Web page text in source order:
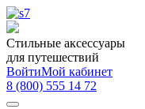
Стильные аксессуары
для путешествий
ВойтиМой кабинет
8 (800) 555 14 72